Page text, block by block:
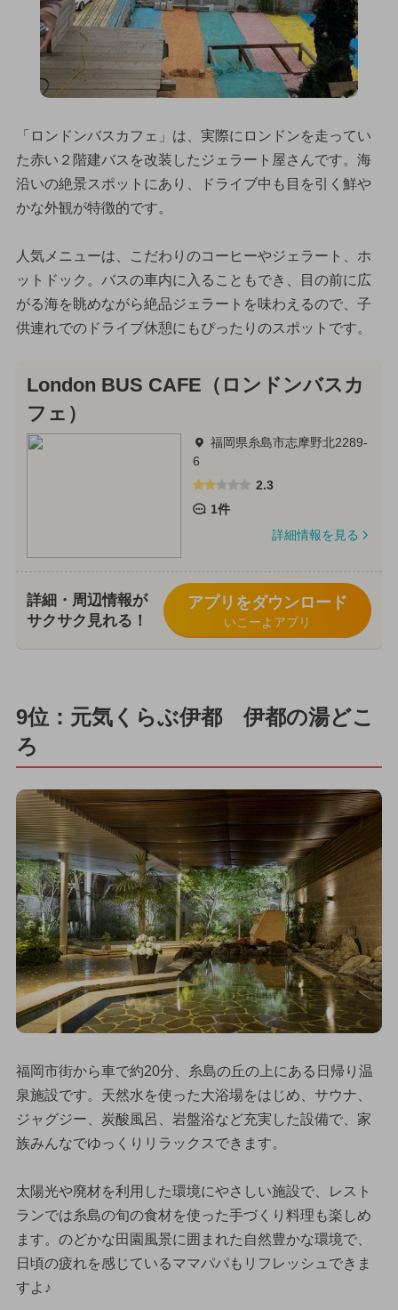
「ロンドンバスカフェ」は、実際にロンドンを走ってい
た赤い２階建バスを改装したジェラート屋さんです。海
沿いの絶景スポットにあり、ドライブ中も目を引く鮮や
かな外観が特徴的です。
人気メニューは、こだわりのコーヒーやジェラート、ホ
ットドック。バスの車内に入ることもでき、目の前に広
がる海を眺めながら絶品ジェラートを味わえるので、子
供連れでのドライブ休憩にもぴったりのスポットです。
London BUS CAFE（ロンドンバスカ
フェ）
福岡県糸島市志摩野北2289-
6
2.3
1件
詳細情報を見る
詳細・周辺情報が
サクサク見れる！
アプリをダウンロード
いこーよアプリ
9位：元気くらぶ伊都 伊都の湯どこ
ろ
福岡市街から車で約20分、糸島の丘の上にある日帰り温
泉施設です。天然水を使った大浴場をはじめ、サウナ、
ジャグジー、炭酸風呂、岩盤浴など充実した設備で、家
族みんなでゆっくりリラックスできます。
太陽光や廃材を利用した環境にやさしい施設で、レスト
ランでは糸島の旬の食材を使った手づくり料理も楽しめ
ます。のどかな田園風景に囲まれた自然豊かな環境で、
日頃の疲れを感じているママパパもリフレッシュできま
すよ♪